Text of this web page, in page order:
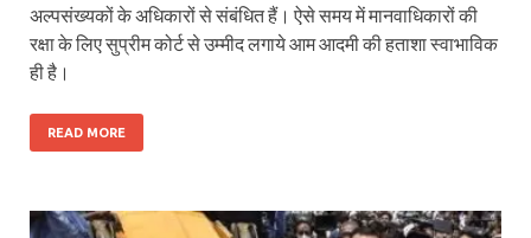
अल्पसंख्यकों के अधिकारों से संबंधित हैं। ऐसे समय में मानवाधिकारों की
रक्षा के लिए सुप्रीम कोर्ट से उम्मीद लगाये आम आदमी की हताशा स्वाभाविक
ही है।
READ MORE